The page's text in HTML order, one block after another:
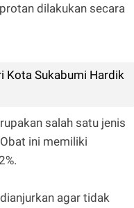
dilakukan secara
Kota Sukabumi Hardik
salah satu jenis
ini memiliki
agar tidak